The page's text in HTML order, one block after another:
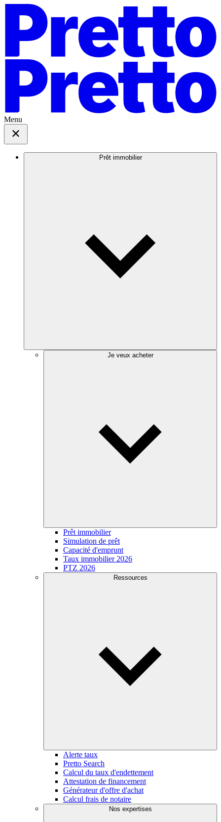
Menu
Prêt immobilier
Je veux acheter
Prêt immobilier
Simulation de prêt
Capacité d'emprunt
Taux immobilier 2026
PTZ 2026
Ressources
Alerte taux
Pretto Search
Calcul du taux d'endettement
Attestation de financement
Générateur d'offre d'achat
Calcul frais de notaire
Nos expertises